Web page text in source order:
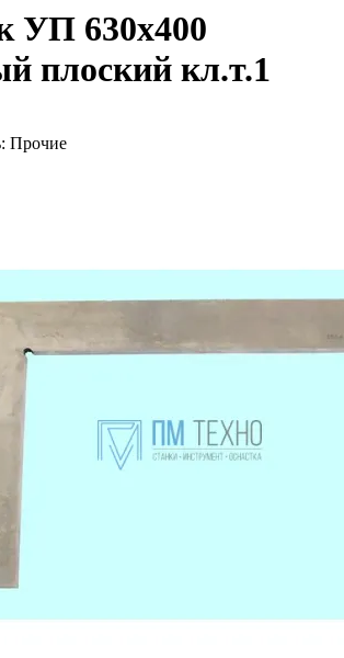
УП 630х400
плоский кл.т.1
Прочие